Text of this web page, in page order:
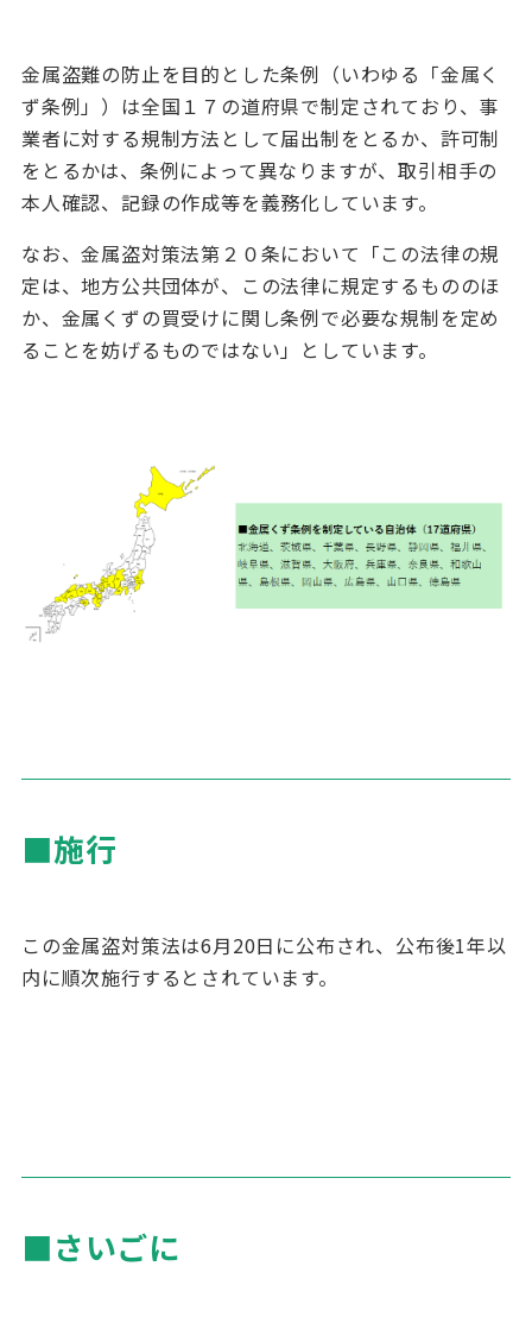
金属盗難の防止を目的とした条例（いわゆる「金属く
ず条例」）は全国１７の道府県で制定されており、事
業者に対する規制方法として届出制をとるか、許可制
をとるかは、条例によって異なりますが、取引相手の
本人確認、記録の作成等を義務化しています。
なお、金属盗対策法第２０条において「この法律の規
定は、地方公共団体が、この法律に規定するもののほ
か、金属くずの買受けに関し条例で必要な規制を定め
ることを妨げるものではない」としています。
■施行
この金属盗対策法は6月20日に公布され、公布後1年以
内に順次施行するとされています。
■さいごに